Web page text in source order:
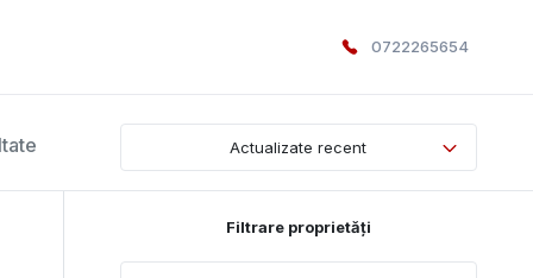
0722265654
Actualizate recent
Filtrare proprietăți